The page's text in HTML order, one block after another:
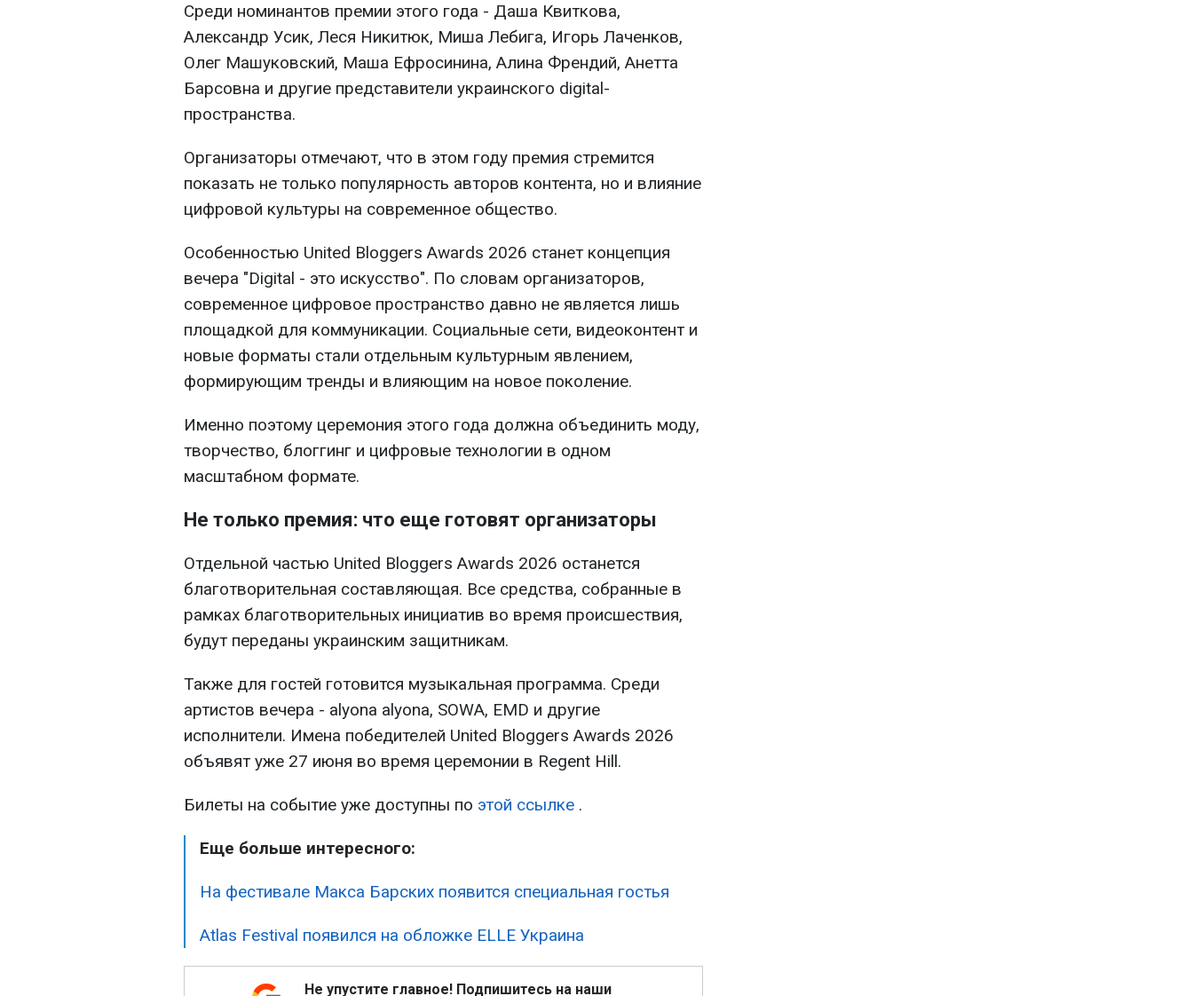
Среди номинантов премии этого года - Даша Квиткова,
Александр Усик, Леся Никитюк, Миша Лебига, Игорь Лаченков,
Олег Машуковский, Маша Ефросинина, Алина Френдий, Анетта
Барсовна и другие представители украинского digital-
пространства.
Организаторы отмечают, что в этом году премия стремится
показать не только популярность авторов контента, но и влияние
цифровой культуры на современное общество.
Особенностью United Bloggers Awards 2026 станет концепция
вечера "Digital - это искусство". По словам организаторов,
современное цифровое пространство давно не является лишь
площадкой для коммуникации. Социальные сети, видеоконтент и
новые форматы стали отдельным культурным явлением,
формирующим тренды и влияющим на новое поколение.
Именно поэтому церемония этого года должна объединить моду,
творчество, блоггинг и цифровые технологии в одном
масштабном формате.
Не только премия: что еще готовят организаторы
Отдельной частью United Bloggers Awards 2026 останется
благотворительная составляющая. Все средства, собранные в
рамках благотворительных инициатив во время происшествия,
будут переданы украинским защитникам.
Также для гостей готовится музыкальная программа. Среди
артистов вечера - alyona alyona, SOWA, EMD и другие
исполнители. Имена победителей United Bloggers Awards 2026
объявят уже 27 июня во время церемонии в Regent Hill.
Билеты на событие уже доступны по этой ссылке .
Еще больше интересного:
На фестивале Макса Барских появится специальная гостья
Atlas Festival появился на обложке ELLE Украина
Не упустите главное! Подпишитесь на наши